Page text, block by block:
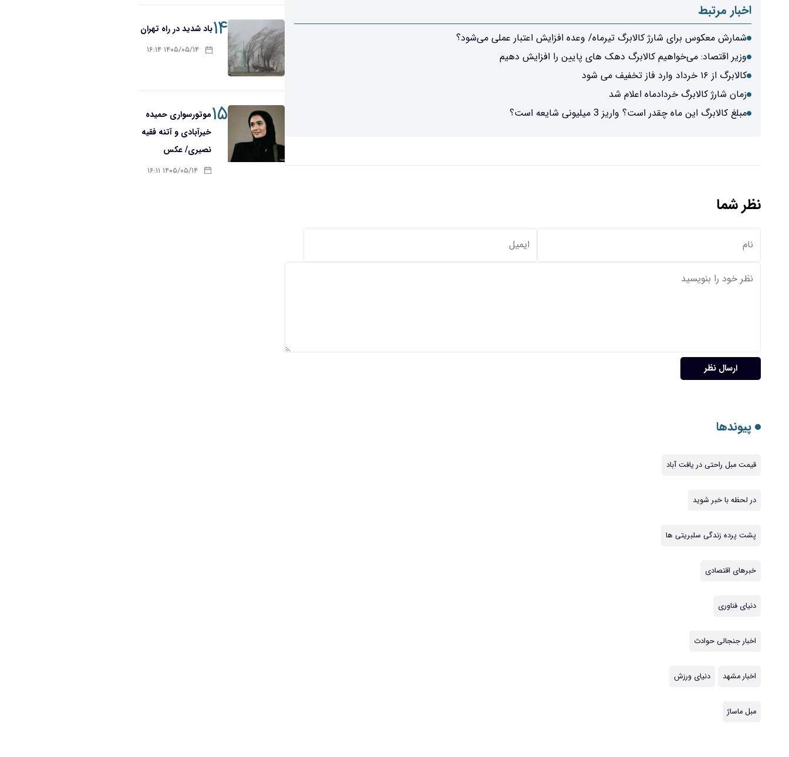
اخبار مرتبط
شمارش معکوس برای شارژ کالابرگ تیرماه/ وعده افزایش اعتبار عملی می‌شود؟
وزیر اقتصاد: می‌خواهیم کالابرگ دهک های پایین را افزایش دهیم
کالابرگ از ۱۶ خرداد وارد فاز تخفیف می شود
زمان‌ شارژ کالابرگ خردادماه اعلام شد
مبلغ کالابرگ این ماه چقدر است؟ واریز 3 میلیونی شایعه است؟
نظر شما
ارسال نظر
۱۴باد شدید در راه تهران
۱۴۰۵/۰۵/۱۴ ۱۶:۱۴
۱۵موتورسواری حمیده
خیرآبادی و آتنه فقیه
نصیری/ عکس
۱۴۰۵/۰۵/۱۴ ۱۶:۱۱
پیوندها
قیمت مبل راحتی در یافت آباد
در لحظه با خبر شوید
پشت پرده زندگی سلبریتی ها
خبرهای اقتصادی
دنیای فناوری
اخبار جنجالی حوادث
اخبار مشهد دنیای ورزش
مبل ماساژ